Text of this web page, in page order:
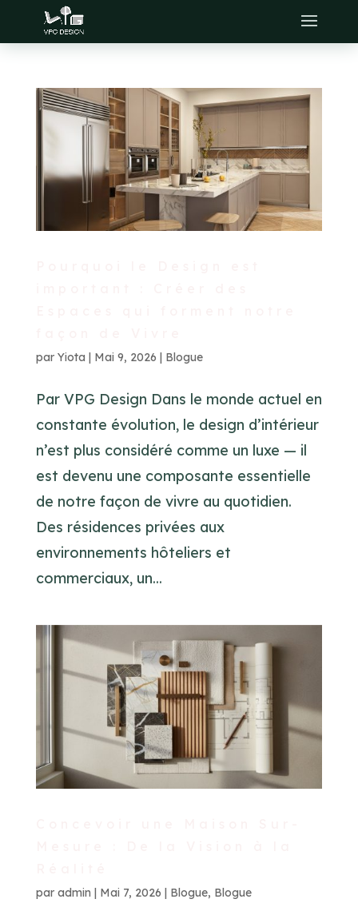
par Yiota | Mai 9, 2026 | Blogue
Par VPG Design Dans le monde actuel en
constante évolution, le design d’intérieur
n’est plus considéré comme un luxe — il
est devenu une composante essentielle
de notre façon de vivre au quotidien.
Des résidences privées aux
environnements hôteliers et
commerciaux, un...
par admin | Mai 7, 2026 | Blogue, Blogue